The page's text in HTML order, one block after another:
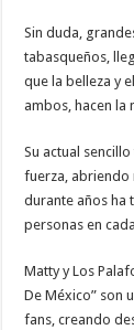
Sin duda,
tabasqueños,
que la belleza y
ambos, hacen la
Su actual
fuerza, abriendo
durante años ha
personas en
Matty y Los
De México” son
fans, creando